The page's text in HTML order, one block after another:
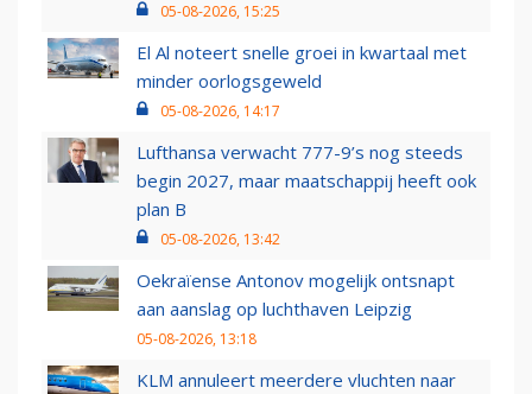
05-08-2026, 15:25
El Al noteert snelle groei in kwartaal met
minder oorlogsgeweld
05-08-2026, 14:17
Lufthansa verwacht 777-9’s nog steeds
begin 2027, maar maatschappij heeft ook
plan B
05-08-2026, 13:42
Oekraïense Antonov mogelijk ontsnapt
aan aanslag op luchthaven Leipzig
05-08-2026, 13:18
KLM annuleert meerdere vluchten naar